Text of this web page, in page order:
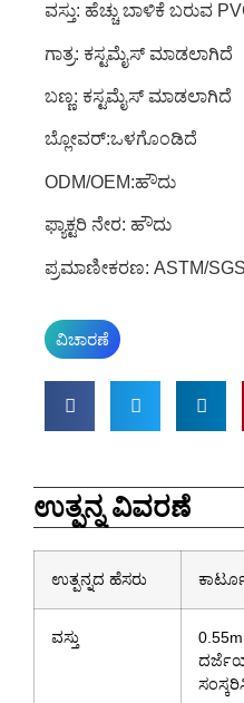
ವಸ್ತು: ಹೆಚ್ಚು ಬಾಳಿಕೆ ಬರುವ
ಗಾತ್ರ: ಕಸ್ಟಮೈಸ್ ಮಾಡಲಾಗಿದೆ
ಬಣ್ಣ: ಕಸ್ಟಮೈಸ್ ಮಾಡಲಾಗಿದೆ
ಬ್ಲೋವರ್:ಒಳಗೊಂಡಿದೆ
ODM/OEM:ಹೌದು
ಫ್ಯಾಕ್ಟರಿ ನೇರ: ಹೌದು
ಪ್ರಮಾಣೀಕರಣ: ASTM/
ವಿಚಾರಣೆ
ಉತ್ಪನ್ನ ವಿವರಣೆ
ಉತ್ಪನ್ನದ ಹೆಸರು
ವಸ್ತು